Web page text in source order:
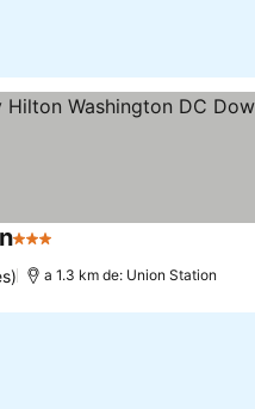
3 Estrellas
a 1.3 km de: Union Station